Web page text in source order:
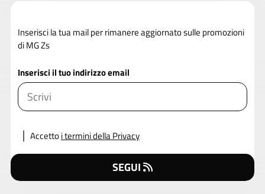
Inserisci la tua mail per rimanere aggiornato sulle promozioni
di MG Zs
Inserisci il tuo indirizzo email
Accettoi termini della Privacy
SEGUI